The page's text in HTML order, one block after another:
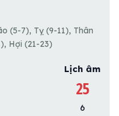
(5-7), Tỵ (9-11), Thân
Hợi (21-23)
Lịch âm
25
6